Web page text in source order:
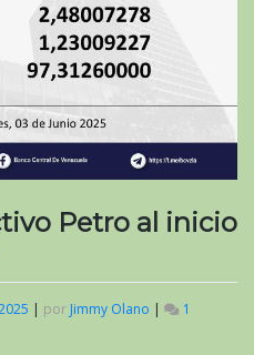
Petro al inicio
| por Jimmy Olano |
1